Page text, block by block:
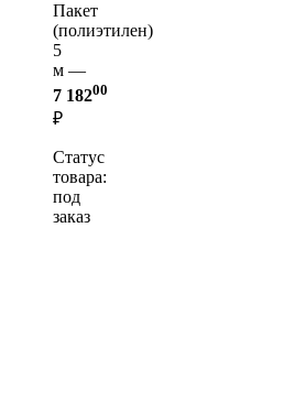
Пакет
(полиэтилен)
5
м —
7 18200
₽
Статус
товара:
под
заказ